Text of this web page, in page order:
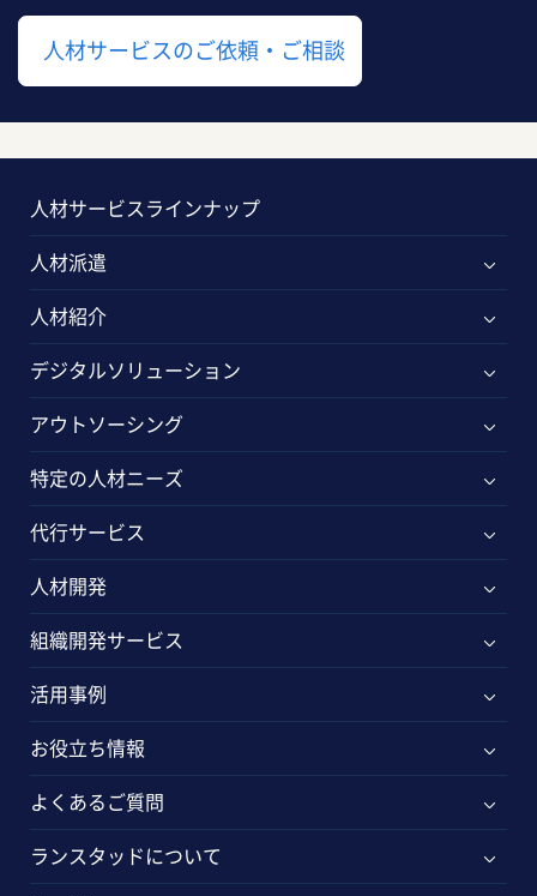
人材サービスのご依頼・ご相談
人材サービスラインナップ
人材派遣
人材紹介
デジタルソリューション
アウトソーシング
特定の人材ニーズ
代行サービス
人材開発
組織開発サービス
活用事例
お役立ち情報
よくあるご質問
ランスタッドについて